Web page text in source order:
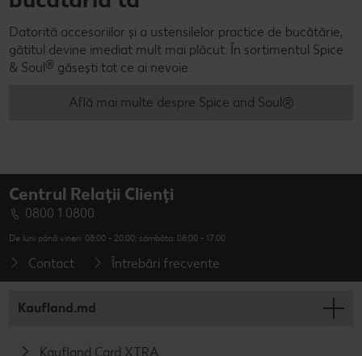
Datorită accesoriilor și a ustensilelor practice de bucătărie,
gătitul devine imediat mult mai plăcut. În sortimentul Spice
& Soul® găsești tot ce ai nevoie.
Află mai multe despre Spice and Soul®
Centrul Relații Clienți
0800 1 0800
De luni până vineri: 08:00 - 20:00; sâmbăta: 08:00 - 17:00
Contact Întrebări frecvente
Kaufland.md
Kaufland Card XTRA